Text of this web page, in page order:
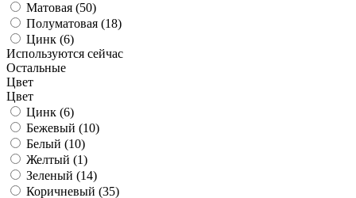
Матовая (50)
Полуматовая (18)
Цинк (6)
Используются сейчас
Остальные
Цвет
Цвет
Цинк (6)
Бежевый (10)
Белый (10)
Желтый (1)
Зеленый (14)
Коричневый (35)